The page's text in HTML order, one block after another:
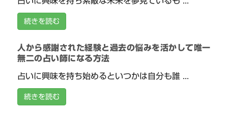
続きを読む
人から感謝された経験と過去の悩みを活かして唯一
無二の占い師になる方法
占いに興味を持ち始めるといつかは自分も誰 ...
続きを読む